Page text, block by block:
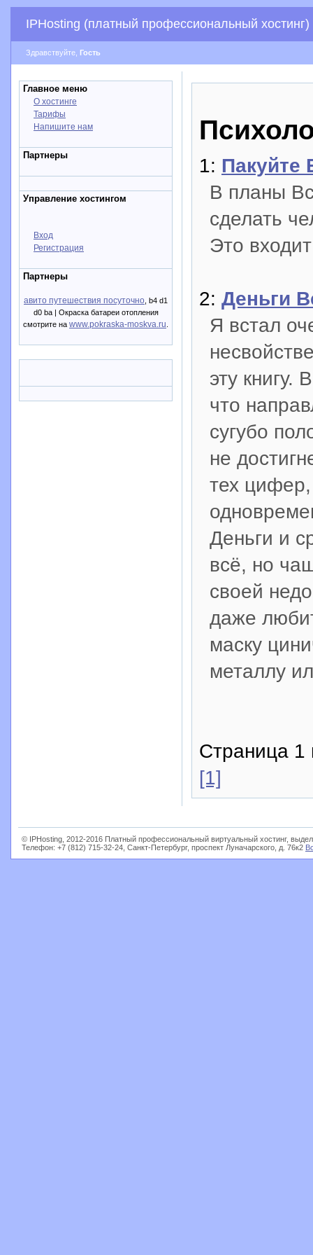
IPHosting (платный профессиональный хостинг)
Здравствуйте, Гость
Главное меню
О хостинге
Тарифы
Напишите нам
Партнеры
Управление хостингом
Вход
Регистрация
Партнеры
авито путешествия посуточно , b4 d1
d0 ba | Окраска батареи отопления
смотрите на www.pokraska-moskva.ru
1: Пакуйте
В планы
сделать
Это
2: Деньги
Я встал
эту книгу.
что
сугубо
не
тех
Деньги и
всё, но
своей
даже
маску
металлу
Страница 1
[1]
© IPHosting, 2012-2016 Платный профессиональный виртуальный хостинг,
Телефон: +7 (812) 715-32-24, Санкт-Петербург, проспект Луначарского, д. 76к2